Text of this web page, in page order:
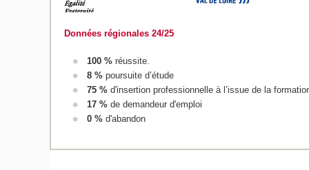
Données régionales 24/25
100 %réussite.
8 %poursuite d’étude
75 %d'insertion professionnelle à l’issue de la
17 %de demandeur d'emploi
0 %d'abandon